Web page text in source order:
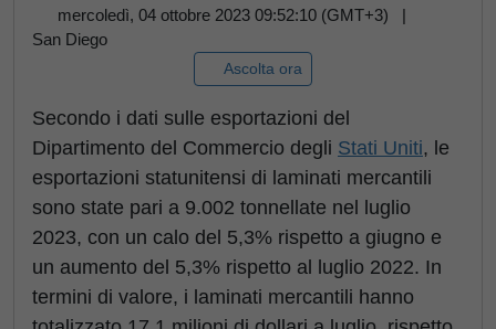
mercoledì, 04 ottobre 2023 09:52:10 (GMT+3) |
San Diego
Ascolta ora
Secondo i dati sulle esportazioni del
Dipartimento del Commercio degli Stati Uniti, le
esportazioni statunitensi di laminati mercantili
sono state pari a 9.002 tonnellate nel luglio
2023, con un calo del 5,3% rispetto a giugno e
un aumento del 5,3% rispetto al luglio 2022. In
termini di valore, i laminati mercantili hanno